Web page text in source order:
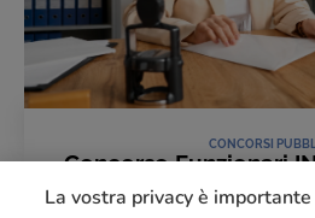
CONCORSI
Concorso Funzionari
posti
25 Giugno
La vostra privacy è